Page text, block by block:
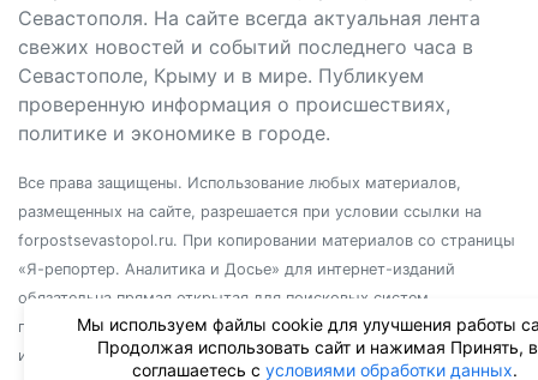
Севастополя. На сайте всегда актуальная лента
свежих новостей и событий последнего часа в
Севастополе, Крыму и в мире. Публикуем
проверенную информация о происшествиях,
политике и экономике в городе.
Все права защищены. Использование любых материалов,
размещенных на сайте, разрешается при условии ссылки на
forpostsevastopol.ru. При копировании материалов со страницы
«Я-репортер. Аналитика и Досье» для интернет-изданий
обязательна прямая открытая для поисковых систем
гиперссылка. Независимо от полного или частичного
использования материалов, ссылка должна быть размещена в
Мы используем файлы cookie для улучшения работы
Продолжая использовать сайт и нажимая Принять,
соглашаетесь с условиями обработки данных.